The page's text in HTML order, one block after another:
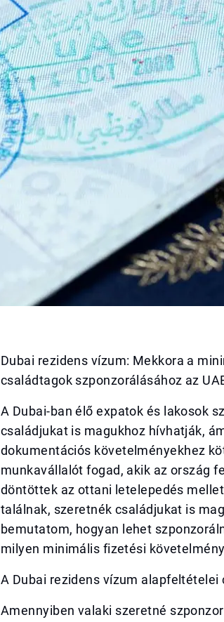
Dubai rezidens vízum: Mekkora a
családtagok szponzorálásához az
A Dubai-ban élő expatok és lakosok
családjukat is magukhoz hívhatják,
dokumentációs követelményekhez
munkavállalót fogad, akik az ország
döntöttek az ottani letelepedés
találnak, szeretnék családjukat is
bemutatom, hogyan lehet
milyen minimális fizetési
A Dubai rezidens vízum
Amennyiben valaki szeretné